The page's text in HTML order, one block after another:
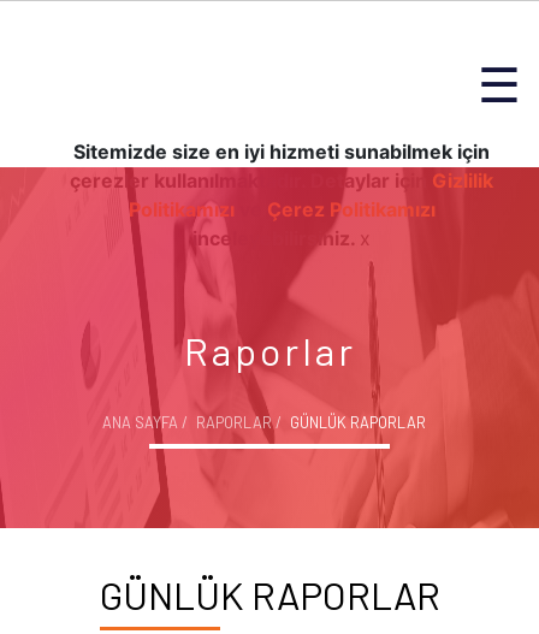
☰
Sitemizde size en iyi hizmeti sunabilmek için
çerezler kullanılmaktadır. Detaylar için Gizlilik
Politikamızı
Çerez Politikamızı
inceleyebilirsiniz. x
Raporlar
ANA SAYFA RAPORLAR GÜNLÜK RAPORLAR
GÜNLÜK RAPORLAR